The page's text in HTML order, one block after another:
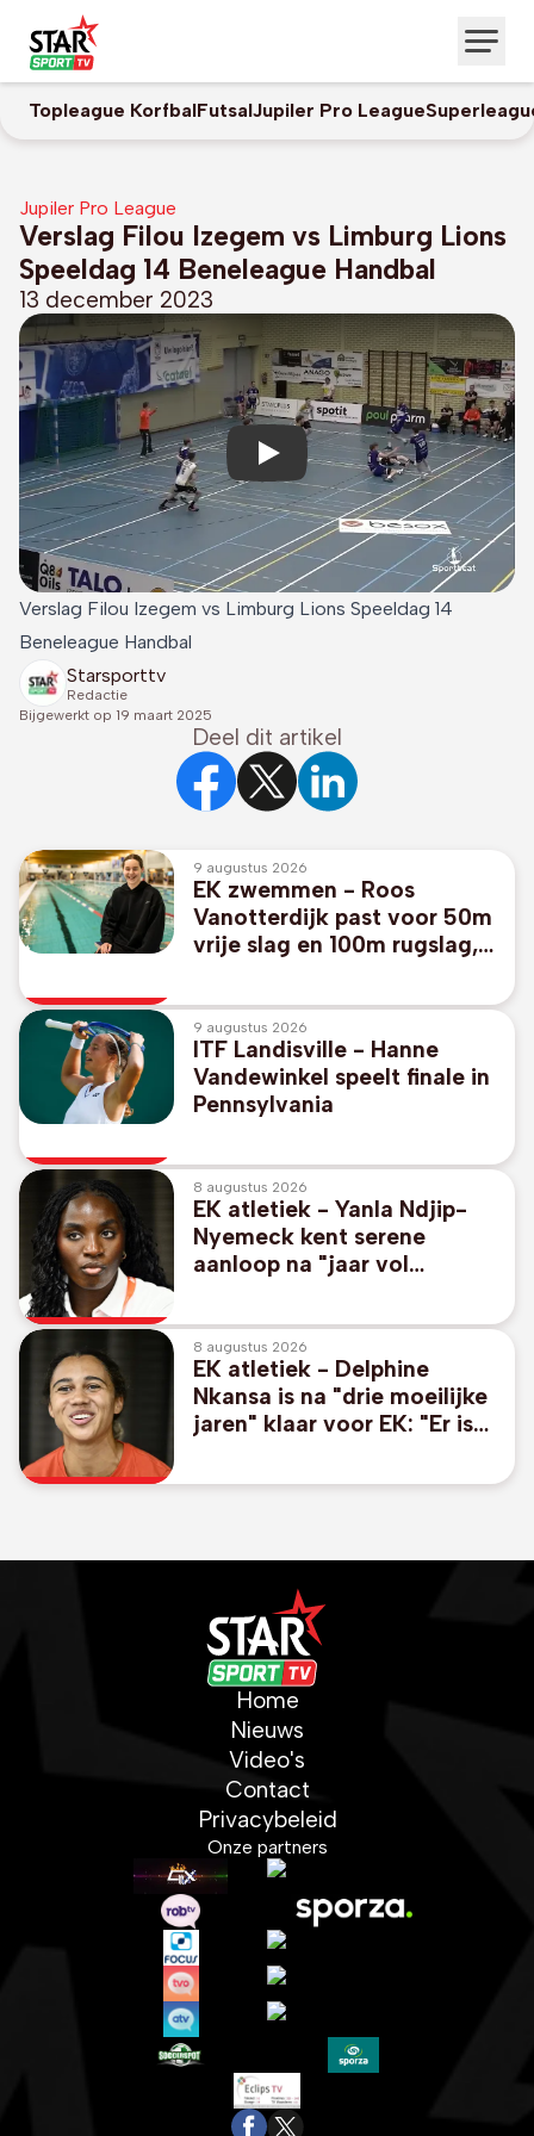
Topleague KorfbalFutsalJupiler Pro League
Jupiler Pro League
Verslag Filou Izegem vs Limburg Lions
Speeldag 14 Beneleague Handbal
13 december 2023
Play
Verslag Filou Izegem vs Limburg Lions Speeldag 14
Beneleague Handbal
Starsporttv
Redactie
Bijgewerkt op 19 maart 2025
Deel dit artikel
9 augustus 2026
EK zwemmen - Roos
Vanotterdijk past voor 50m
vrije slag en 100m rugslag,
estafetteteam
9 augustus 2026
ITF Landisville - Hanne
Vandewinkel speelt finale in
Pennsylvania
8 augustus 2026
EK atletiek - Yanla Ndjip-
Nyemeck kent serene
aanloop na "jaar vol
8 augustus 2026
EK atletiek - Delphine
Nkansa is na "drie moeilijke
jaren" klaar voor EK: "Er is
Home
Nieuws
Video's
Contact
Privacybeleid
Onze partners